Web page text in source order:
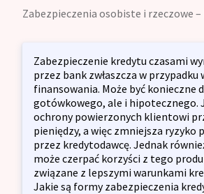
Zabezpieczenia osobiste i rzeczowe
Zabezpieczenie kredytu czasami
przez bank zwłaszcza w przypadku
finansowania. Może być konieczne
gotówkowego, ale i hipotecznego.
ochrony powierzonych klientowi
pieniędzy, a więc zmniejsza ryzyko
przez kredytodawcę. Jednak
może czerpać korzyści z tego
związane z lepszymi warunkami
Jakie są formy zabezpieczenia